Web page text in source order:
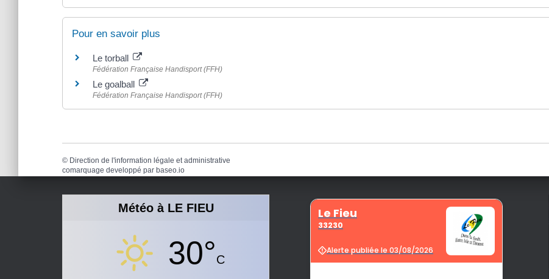
Pour en savoir plus
Le torball
Fédération Française Handisport (FFH)
Le goalball
Fédération Française Handisport (FFH)
© Direction de l'information légale et administrative
comarquage developpé par baseo.io
Météo à LE FIEU
30°C